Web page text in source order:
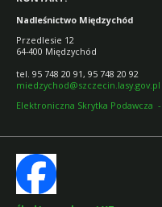
Nadleśnictwo Międzychód
Przedlesie 12
64-400 Międzychód
tel. 95 748 20 91, 95 748 20 92
miedzychod@szczecin.lasy.gov.pl
Elektroniczna Skrytka Podawcza -